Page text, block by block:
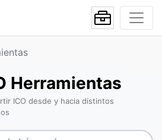
Herramientas
ICO desde y hacia distintos